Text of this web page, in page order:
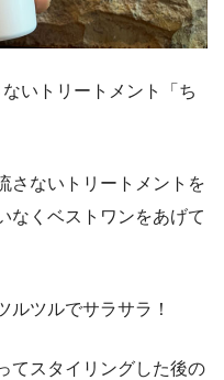
いトリートメント「ち
さないトリートメントを
なくベストワンをあげて
ルツルでサラサラ！
てスタイリングした後の